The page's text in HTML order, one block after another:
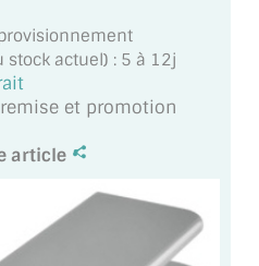
SPORT
DANSE
actuel) : 5 à 12j
et promotion
article